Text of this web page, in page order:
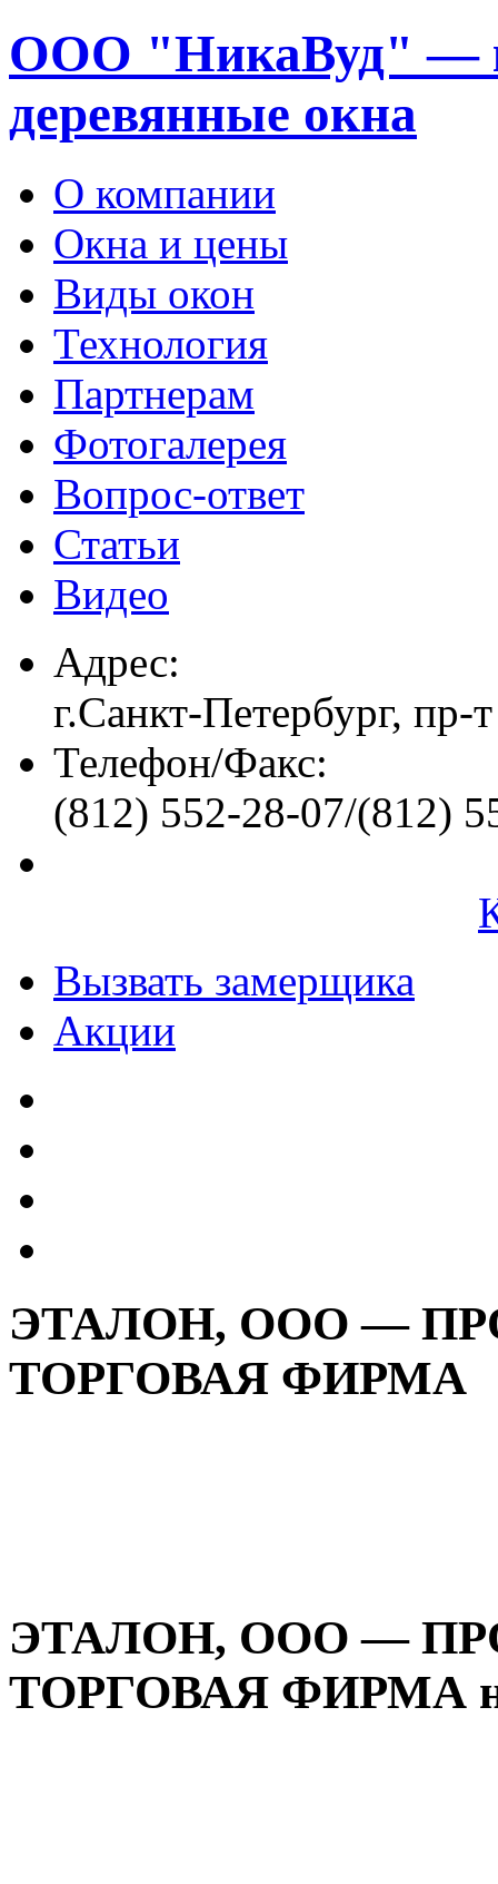
ООО "НикаВуд" —
деревянные окна
О компании
Окна и цены
Виды окон
Технология
Партнерам
Фотогалерея
Вопрос-ответ
Статьи
Видео
Адрес:
г.Санкт-Петербург, пр-
Телефон/Факс:
(812) 552-28-07/(812)
Вызвать замерщика
Акции
ЭТАЛОН, ООО —
ТОРГОВАЯ ФИРМА
ЭТАЛОН, ООО —
ТОРГОВАЯ ФИРМА